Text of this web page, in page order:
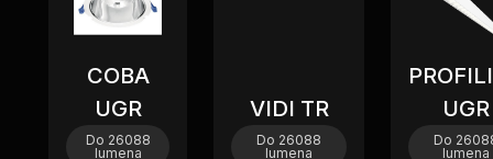
COBA
UGR
Do 26088
lumena
VIDI TR
Do 26088
lumena
UGR
Do
lumena